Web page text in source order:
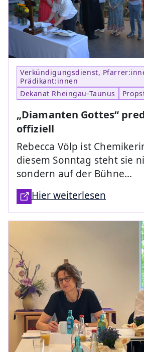
Verkündigungsdienst,
Prädikant:innen
Dekanat Rheingau-Taunus
„Diamanten Gottes“
offiziell
Rebecca Völp ist
diesem Sonntag steht sie
sondern auf der Bühne…
Hier weiterlesen